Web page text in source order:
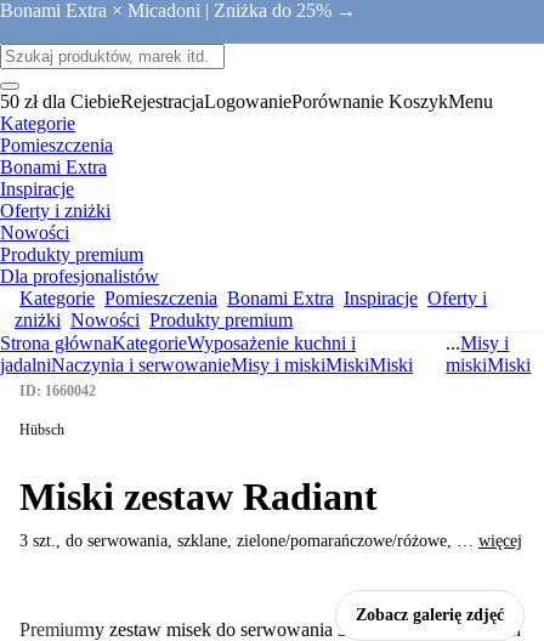
Bonami Extra × Micadoni | Zniżka do 25% →
50 zł dla CiebieRejestracjaLogowaniePorównanie KoszykMenu
Kategorie
Pomieszczenia
Bonami Extra
Inspiracje
Oferty i zniżki
Nowości
Produkty premium
Dla profesjonalistów
Kategorie Pomieszczenia Bonami Extra Inspiracje Oferty i
zniżki Nowości Produkty premium
Strona głównaKategorieWyposażenie kuchni i
jadalniNaczynia i serwowanieMisy i miskiMiskiMiski
...Misy i
miskiMiski
Zobacz galerię zdjęć
Premium
ID: 1660042
Hübsch
Miski zestaw Radiant
3 szt., do serwowania, szklane, zielone/pomarańczowe/różowe, … więcej